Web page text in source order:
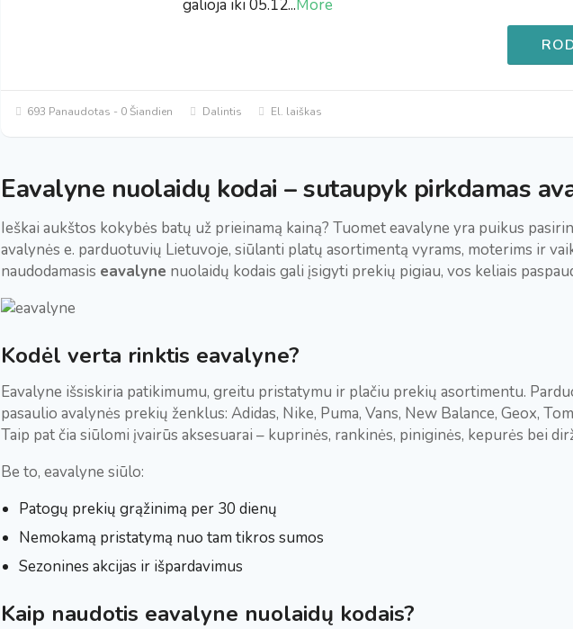
galioja iki 05.12...More
693 Panaudotas - 0 Šiandien Dalintis El. laiškas
Eavalyne nuolaidų kodai – sutaupyk pirkdamas
Ieškai aukštos kokybės batų už prieinamą kainą? Tuomet eavalyne yra puikus
avalynės e. parduotuvių Lietuvoje, siūlanti platų asortimentą vyrams, moterims ir
naudodamasis eavalyne nuolaidų kodais gali įsigyti prekių pigiau, vos keliais
Kodėl verta rinktis eavalyne?
Eavalyne išsiskiria patikimumu, greitu pristatymu ir plačiu prekių asortimentu.
pasaulio avalynės prekių ženklus: Adidas, Nike, Puma, Vans, New Balance, Geox,
Taip pat čia siūlomi įvairūs aksesuarai – kuprinės, rankinės, piniginės, kepurės bei
Be to, eavalyne siūlo:
Patogų prekių grąžinimą per 30 dienų
Nemokamą pristatymą nuo tam tikros sumos
Sezonines akcijas ir išpardavimus
Kaip naudotis eavalyne nuolaidų kodais?